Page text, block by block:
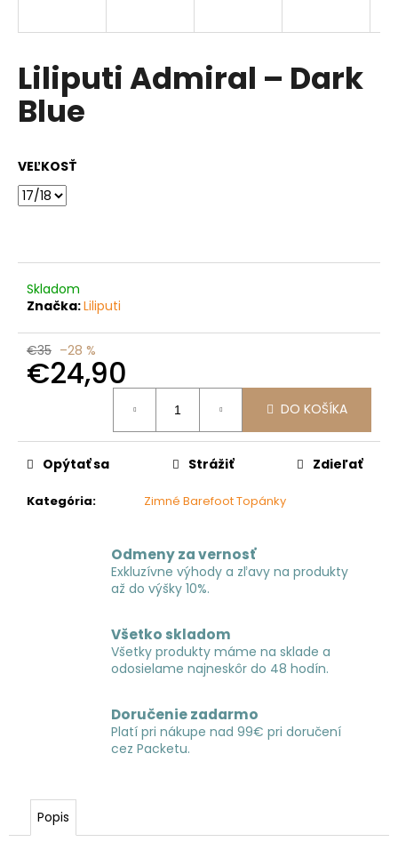
Liliputi Admiral – Dark
Blue
VEĽKOSŤ
Skladom
Značka:Liliputi
€35 –28 %
€24,90
DO KOŠÍKA
Kategória: Zimné Barefoot Topánky
Opýtať sa Strážiť Zdieľať
Odmeny za vernosť
Exkluzívne výhody a zľavy na produkty
až do výšky 10%.
Všetko skladom
Všetky produkty máme na sklade a
odosielame najneskôr do 48 hodín.
Doručenie zadarmo
Platí pri nákupe nad 99€ pri doručení
cez Packetu.
Popis
s
ť
?
O
d
o
ú
m
e